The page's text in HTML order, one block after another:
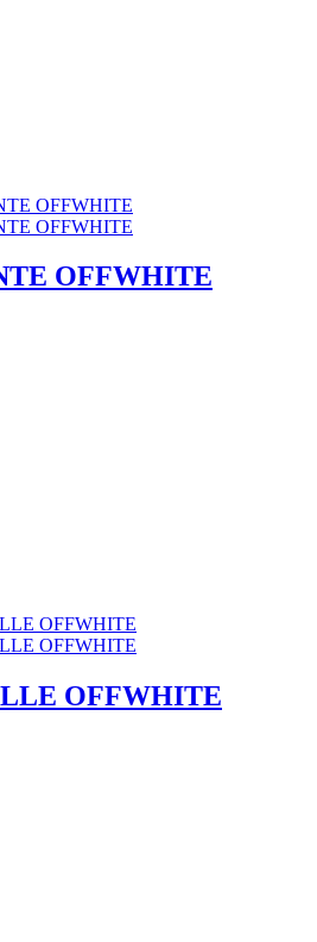
OFFWHITE
OFFWHITE